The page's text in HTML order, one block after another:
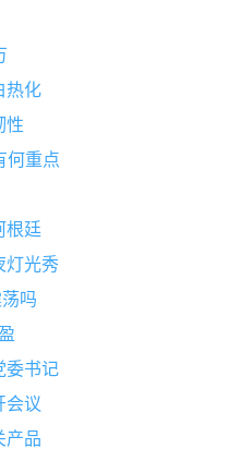
热化
性
何重点
根廷
灯光秀
吗
委书记
会议
产品